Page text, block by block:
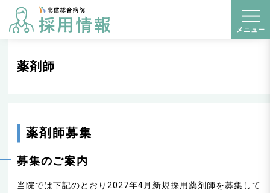
t
o
g
メニュー
薬剤師
薬剤師募集
募集のご案内
当院では下記のとおり2027年4月新規採用薬剤師を募集して